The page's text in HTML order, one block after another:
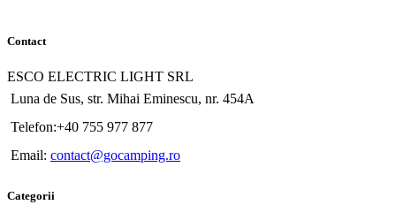
Contact
ESCO ELECTRIC LIGHT SRL
Luna de Sus, str. Mihai Eminescu, nr. 454A
Telefon:+40 755 977 877
Email: contact@gocamping.ro
Categorii